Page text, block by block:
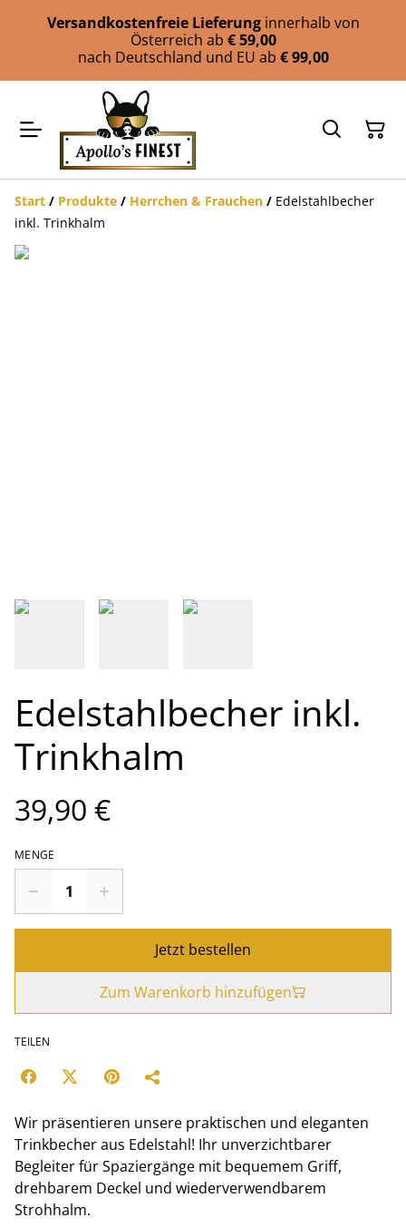
Versandkostenfreie Lieferung innerhalb von
Österreich ab € 59,00
nach Deutschland und EU ab € 99,00
Start / Produkte / Herrchen & Frauchen / Edelstahlbecher
inkl. Trinkhalm
Edelstahlbecher inkl.
Trinkhalm
39,90 €
MENGE
Jetzt bestellen
Zum Warenkorb hinzufügen
TEILEN
Wir präsentieren unsere praktischen und eleganten
Trinkbecher aus Edelstahl! Ihr unverzichtbarer
Begleiter für Spaziergänge mit bequemem Griff,
drehbarem Deckel und wiederverwendbarem
Strohhalm.